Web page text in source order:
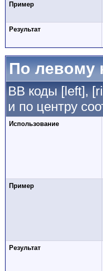
Пример
Результат
По левому
BB коды [left],
и по центру
Использование
Пример
Результат